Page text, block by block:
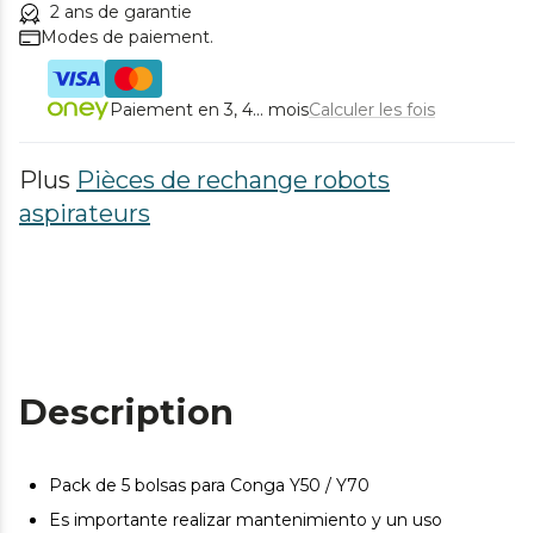
2 ans de garantie
Modes de paiement.
Paiement en 3, 4... moisCalculer les fois
Plus Pièces de rechange robots
aspirateurs
Description
Pack de 5 bolsas para Conga Y50 / Y70
Es importante realizar mantenimiento y un uso